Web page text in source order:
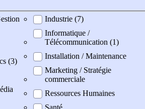
(3)
Industrie (7)
Informatique /
Télécommunication (1)
Installation / Maintenance
Marketing / Stratégie
commerciale
Ressources Humaines
Santé